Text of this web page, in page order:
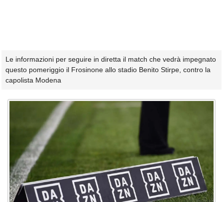
Le informazioni per seguire in diretta il match che vedrà impegnato
questo pomeriggio il Frosinone allo stadio Benito Stirpe, contro la
capolista Modena